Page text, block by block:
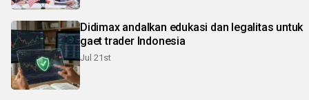
Didimax andalkan edukasi dan legalitas untuk
gaet trader Indonesia
Jul 21st